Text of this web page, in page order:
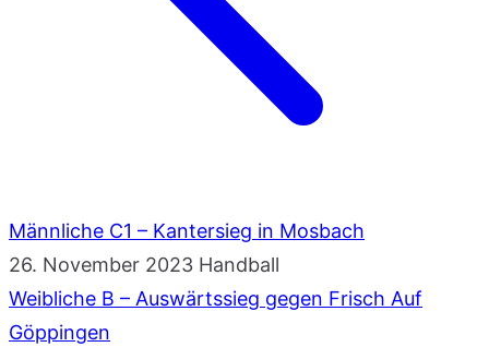
Männliche C1 – Kantersieg in Mosbach
26. November 2023 Handball
Weibliche B – Auswärtssieg gegen Frisch Auf
Göppingen